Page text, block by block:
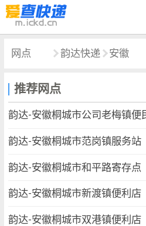
网点 韵达快递 安徽
推荐网点
韵达-安徽桐城市公司老梅镇便
韵达-安徽桐城市范岗镇服务站
韵达-安徽桐城市和平路寄存点
韵达-安徽桐城市新渡镇便利店
韵达-安徽桐城市双港镇便利店